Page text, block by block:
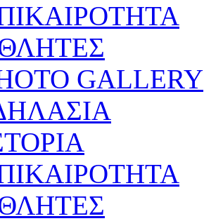
GALLERY